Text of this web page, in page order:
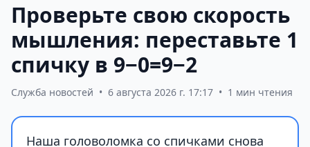
Проверьте свою скорость
мышления: переставьте 1
спичку в 9−0=9−2
Служба новостей • 6 августа 2026 г. 17:17 • 1 мин чтения
Наша головоломка со спичками снова